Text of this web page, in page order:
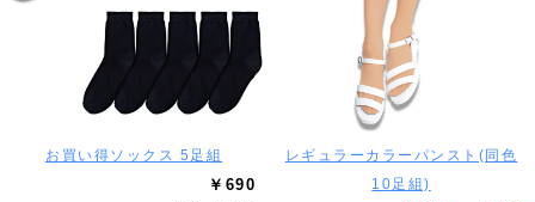
お買い得ソックス 5足組
￥690
レギュラーカラーパンスト(同色
10足組)